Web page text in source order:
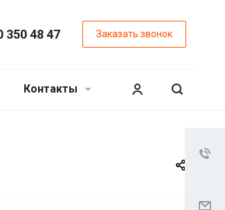
350 48 47 Заказать звонок
Контакты